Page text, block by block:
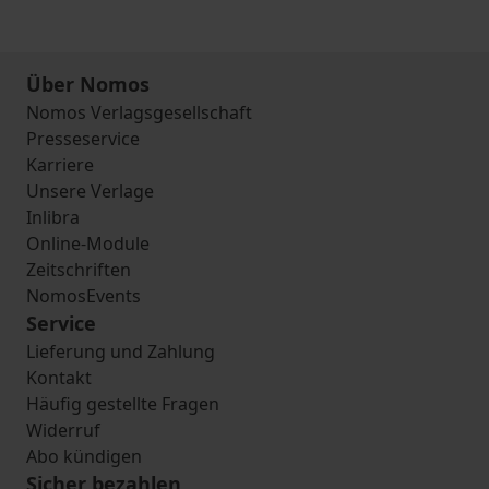
Über Nomos
Nomos Verlagsgesellschaft
Presseservice
Karriere
Unsere Verlage
Inlibra
Online-Module
Zeitschriften
NomosEvents
Service
Lieferung und Zahlung
Kontakt
Häufig gestellte Fragen
Widerruf
Abo kündigen
Sicher bezahlen